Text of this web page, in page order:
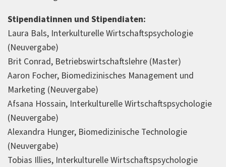
Stipendiatinnen und Stipendiaten:
Laura Bals, Interkulturelle Wirtschaftspsychologie
(Neuvergabe)
Brit Conrad, Betriebswirtschaftslehre (Master)
Aaron Focher, Biomedizinisches Management und
Marketing (Neuvergabe)
Afsana Hossain, Interkulturelle Wirtschaftspsychologie
(Neuvergabe)
Alexandra Hunger, Biomedizinische Technologie
(Neuvergabe)
Tobias Illies, Interkulturelle Wirtschaftspsychologie